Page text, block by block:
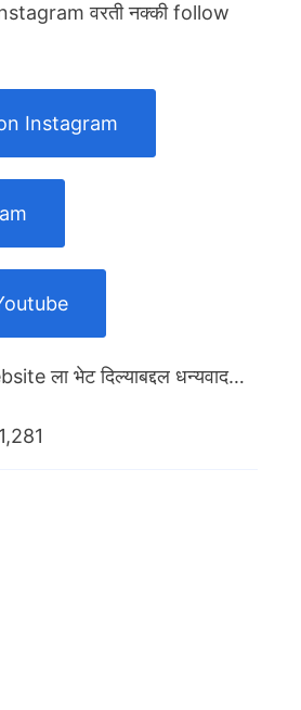
Instagram वरती नक्की follow
Instagram
ला भेट दिल्याबद्दल धन्यवाद…
1,281